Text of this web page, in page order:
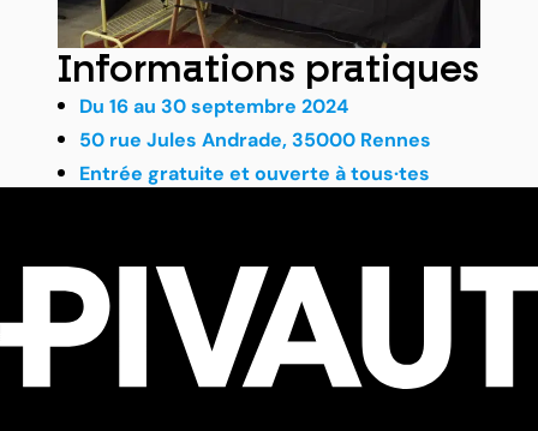
Informations pratiques
Du 16 au 30 septembre 2024
50 rue Jules Andrade, 35000 Rennes
Entrée gratuite et ouverte à tous·tes